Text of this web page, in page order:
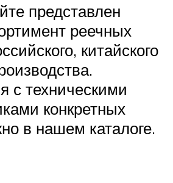
представлен
реечных
китайского
с техническими
конкретных
в нашем каталоге.